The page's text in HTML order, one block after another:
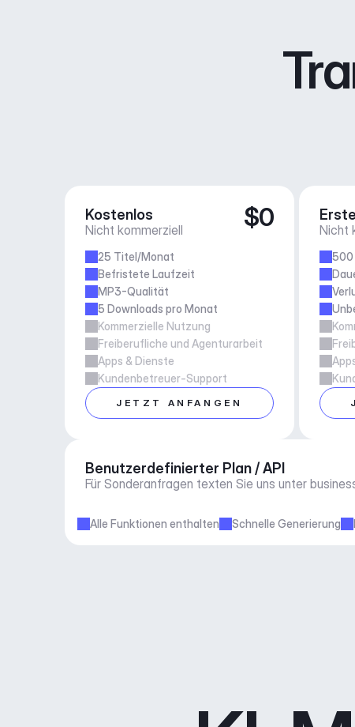
Kostenlos
Nicht kommerziell $0
25 Titel/Monat
Befristete Laufzeit
MP3-Qualität
5 Downloads pro Monat
Kommerzielle Nutzung
Freiberufliche und Agenturarbeit
Apps & Dienste
Kundenbetreuer-Support
JETZT ANFANGEN
Nicht
500
Benutzerdefinierter Plan / API
Für Sonderanfragen texten Sie uns unter
Alle Funktionen enthalten Schnelle Generierung